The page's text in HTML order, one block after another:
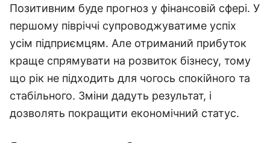
Позитивним буде прогноз у фінансовій сфері. У
першому півріччі супроводжуватиме успіх
усім підприємцям. Але отриманий прибуток
краще спрямувати на розвиток бізнесу, тому
що рік не підходить для чогось спокійного та
стабільного. Зміни дадуть результат, і
дозволять покращити економічний статус.